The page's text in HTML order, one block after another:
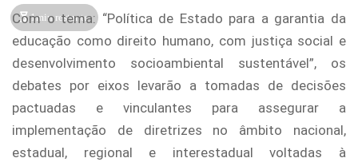
1min restante
Com o tema: “Política de Estado para a garantia da
educação como direito humano, com justiça social e
desenvolvimento socioambiental sustentável”, os
debates por eixos levarão a tomadas de decisões
pactuadas e vinculantes para assegurar a
implementação de diretrizes no âmbito nacional,
estadual, regional e interestadual voltadas à